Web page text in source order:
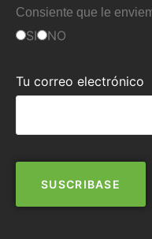
Consiente que le
SI NO
Tu correo electrónico